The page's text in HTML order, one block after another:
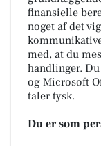
finansielle
noget af det
med, at du
handlinger.
og Microsoft
taler tysk.
Du er som